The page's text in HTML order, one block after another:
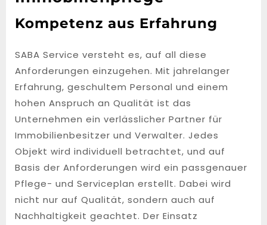
Kompetenz aus Erfahrung
SABA Service versteht es, auf all diese
Anforderungen einzugehen. Mit jahrelanger
Erfahrung, geschultem Personal und einem
hohen Anspruch an Qualität ist das
Unternehmen ein verlässlicher Partner für
Immobilienbesitzer und Verwalter. Jedes
Objekt wird individuell betrachtet, und auf
Basis der Anforderungen wird ein passgenauer
Pflege- und Serviceplan erstellt. Dabei wird
nicht nur auf Qualität, sondern auch auf
Nachhaltigkeit geachtet. Der Einsatz